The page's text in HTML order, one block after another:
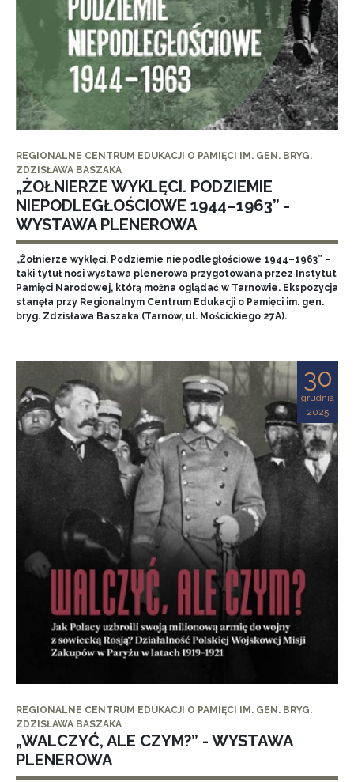
REGIONALNE CENTRUM EDUKACJI O PAMIĘCI IM. GEN. BRYG.
ZDZISŁAWA BASZAKA
„ŻOŁNIERZE WYKLĘCI. PODZIEMIE
NIEPODLEGŁOŚCIOWE 1944–1963” -
WYSTAWA PLENEROWA
„Żołnierze wyklęci. Podziemie niepodległościowe 1944–1963” –
taki tytuł nosi wystawa plenerowa przygotowana przez Instytut
Pamięci Narodowej, którą można oglądać w Tarnowie. Ekspozycja
stanęła przy Regionalnym Centrum Edukacji o Pamięci im. gen.
bryg. Zdzisława Baszaka (Tarnów, ul. Mościckiego 27A).
30
grudnia
2025
REGIONALNE CENTRUM EDUKACJI O PAMIĘCI IM. GEN. BRYG.
ZDZISŁAWA BASZAKA
„WALCZYĆ, ALE CZYM?” - WYSTAWA
PLENEROWA